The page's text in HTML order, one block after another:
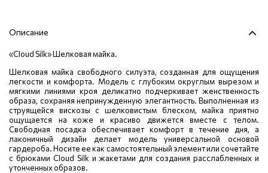
Описание
«Cloud Silk» Шелковая майка.
Шелковая майка свободного силуэта, созданная для ощущения
легкости и комфорта. Модель с глубоким округлым вырезом и
мягкими линиями кроя деликатно подчеркивает женственность
образа, сохраняя непринужденную элегантность. Выполненная из
струящейся вискозы с шелковистым блеском, майка приятно
ощущается на коже и красиво движется вместе с телом.
Свободная посадка обеспечивает комфорт в течение дня, а
лаконичный дизайн делает модель универсальной основой
гардероба. Носите ее как самостоятельный элемент или сочетайте
с брюками Cloud Silk и жакетами для создания расслабленных и
утонченных образов.